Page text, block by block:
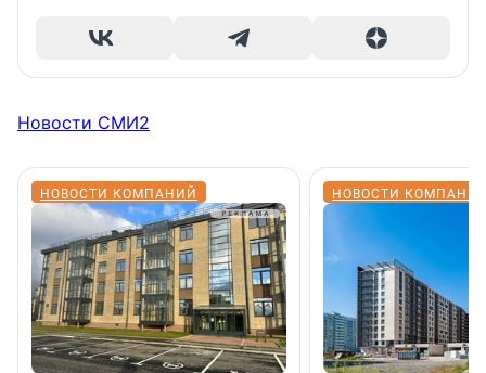
Новости СМИ2
НОВОСТИ КОМПАНИЙ НОВОСТИ